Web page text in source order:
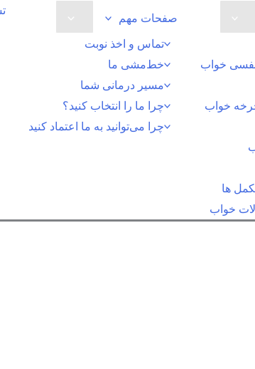
خواب
خواب
ها
خواب
صفحات مهم
تماس و اخذ نوبت
خط‌مشی ما
مسیر درمانی شما
چرا ما را انتخاب کنید؟
چرا می‌توانید به ما اعتماد کنید